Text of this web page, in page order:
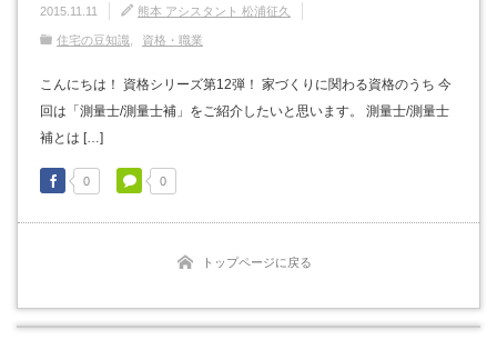
2015.11.11 熊本 アシスタント 松浦征久
住宅の豆知識 資格・職業
こんにちは！ 資格シリーズ第12弾！ 家づくりに関わる資格のうち 今
回は「測量士/測量士補」をご紹介したいと思います。 測量士/測量士
補とは […]
0 0
トップページに戻る